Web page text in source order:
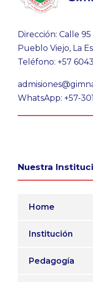
Dirección: Calle 95
Pueblo Viejo, La
Teléfono: +57
WhatsApp: +57-
Nuestra
Home
Institución
Pedagogía